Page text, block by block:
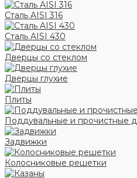
Сталь AISI 316
Сталь AISI 430
Дверцы со стеклом
Дверцы глухие
Плиты
Поддувальные и прочистные
Задвижки
Колосниковые решетки